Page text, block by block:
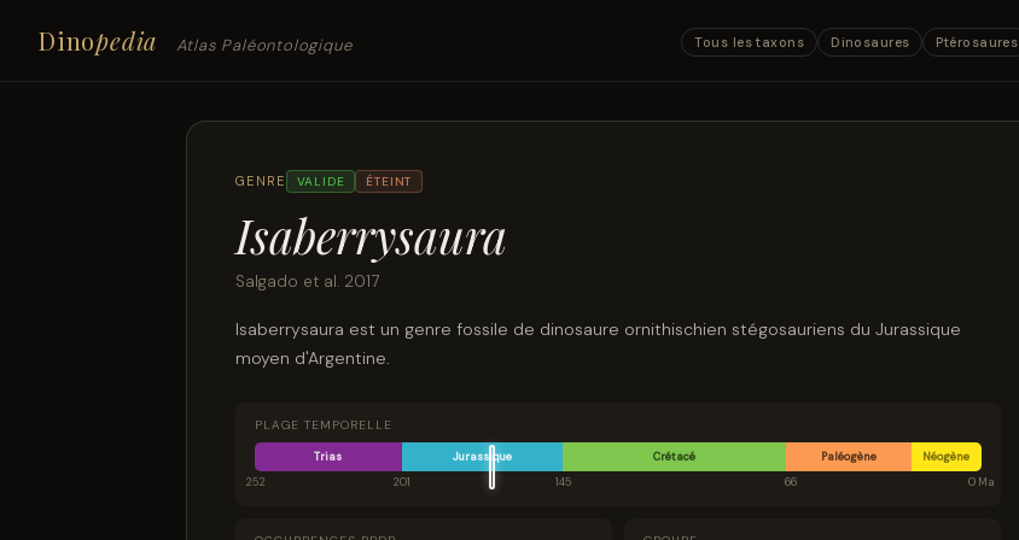
Dinopedia Atlas Paléontologique Tous les taxons Dinosaures Ptérosaures
GENRE VALIDE ÉTEINT
Isaberrysaura
Salgado et al. 2017
Isaberrysaura est un genre fossile de dinosaure ornithischien stégosauriens du Jurassique
moyen d'Argentine.
PLAGE TEMPORELLE
Trias Jurassique Crétacé Paléogène
Néogène
252
201 145 66 0 Ma